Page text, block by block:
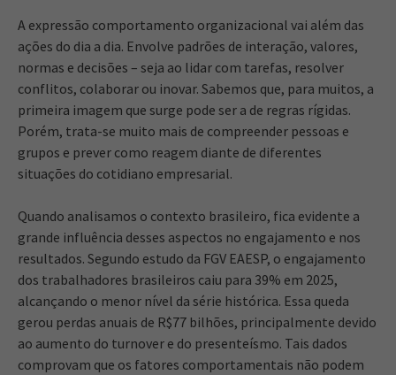
A expressão comportamento organizacional vai além das
ações do dia a dia. Envolve padrões de interação, valores,
normas e decisões – seja ao lidar com tarefas, resolver
conflitos, colaborar ou inovar. Sabemos que, para muitos, a
primeira imagem que surge pode ser a de regras rígidas.
Porém, trata-se muito mais de compreender pessoas e
grupos e prever como reagem diante de diferentes
situações do cotidiano empresarial.
Quando analisamos o contexto brasileiro, fica evidente a
grande influência desses aspectos no engajamento e nos
resultados. Segundo estudo da FGV EAESP, o engajamento
dos trabalhadores brasileiros caiu para 39% em 2025,
alcançando o menor nível da série histórica. Essa queda
gerou perdas anuais de R$77 bilhões, principalmente devido
ao aumento do turnover e do presenteísmo. Tais dados
comprovam que os fatores comportamentais não podem